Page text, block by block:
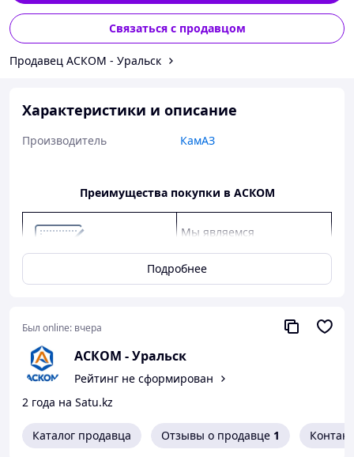
Связаться с продавцом
Продавец АСКОМ - Уральск
Характеристики и описание
Производитель КамАЗ
Преимущества покупки в АСКОМ
Мы являемся
КАМАЗ, ГАЗ, УАЗ.
качество от заводов-
оптовым клиентам.
Подробнее
Был online: вчера
АСКОМ - Уральск
Рейтинг не сформирован
2 года на Satu.kz
Каталог продавца Отзывы о продавце 1